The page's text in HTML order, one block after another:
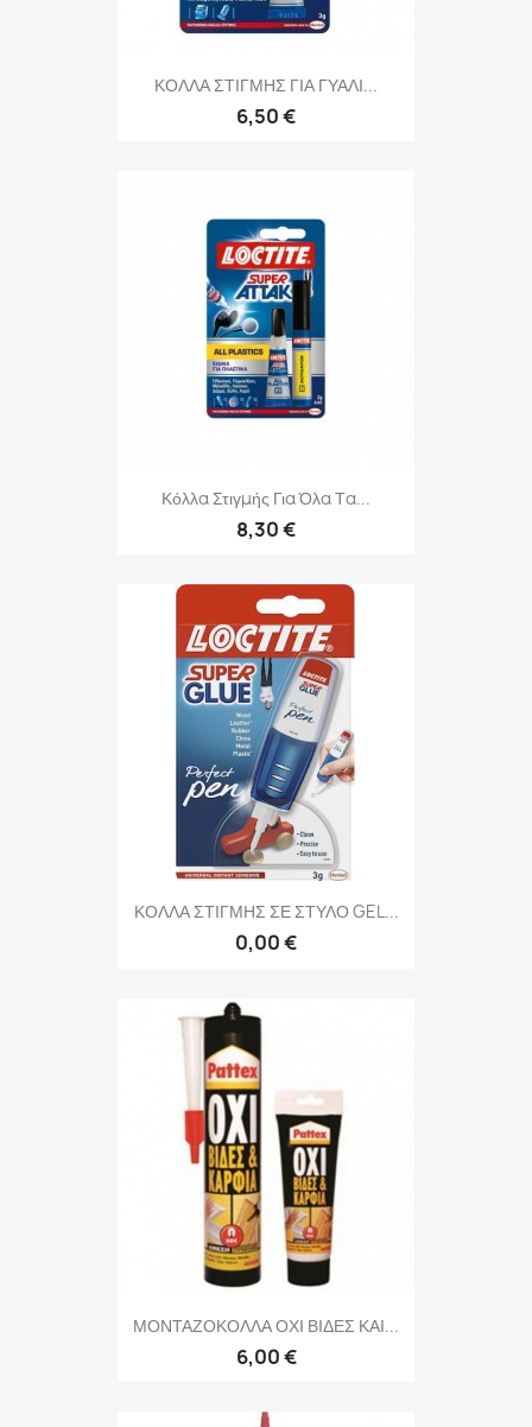
ΚΟΛΛΑ ΣΤΙΓΜΗΣ ΓΙΑ ΓΥΑΛΙ...
6,50 €
Κόλλα Στιγμής Για Όλα Τα...
8,30 €
ΚΟΛΛΑ ΣΤΙΓΜΗΣ ΣΕ ΣΤΥΛΟ GEL...
0,00 €
ΜΟΝΤΑΖΟΚΟΛΛΑ ΟΧΙ ΒΙΔΕΣ ΚΑΙ...
6,00 €